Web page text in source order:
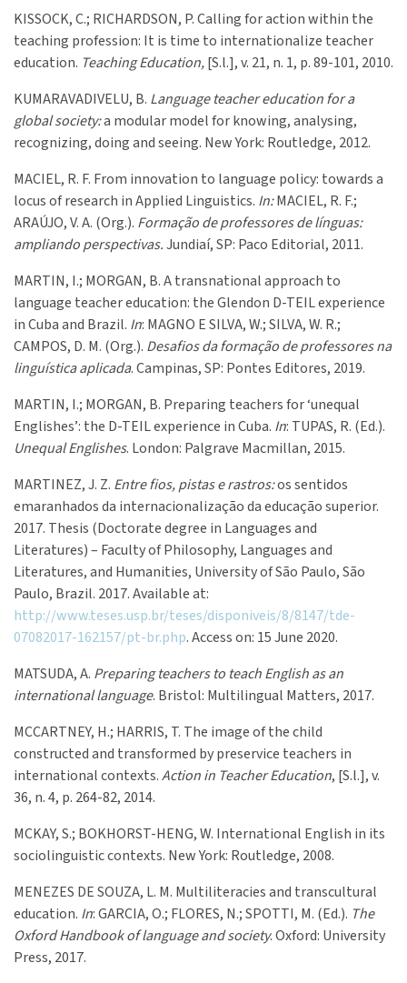
KISSOCK, C.; RICHARDSON, P. Calling for action within the
teaching profession: It is time to internationalize teacher
education. Teaching Education,[S.l.], v. 21, n. 1, p. 89-101, 2010.
KUMARAVADIVELU, B. Language teacher education for a
global society:a modular model for knowing, analysing,
recognizing, doing and seeing. New York: Routledge, 2012.
MACIEL, R. F. From innovation to language policy: towards a
locus of research in Applied Linguistics. In:MACIEL, R. F.;
ARAÚJO, V. A. (Org.). Formação de professores de línguas:
ampliando perspectivas.Jundiaí, SP: Paco Editorial, 2011.
MARTIN, I.; MORGAN, B. A transnational approach to
language teacher education: the Glendon D-TEIL experience
in Cuba and Brazil. In: MAGNO E SILVA, W.; SILVA, W. R.;
CAMPOS, D. M. (Org.). Desafios da formação de professores na
linguística aplicada. Campinas, SP: Pontes Editores, 2019.
MARTIN, I.; MORGAN, B. Preparing teachers for ‘unequal
Englishes’: the D-TEIL experience in Cuba. In: TUPAS, R. (Ed.).
Unequal Englishes. London: Palgrave Macmillan, 2015.
MARTINEZ, J. Z. Entre fios, pistas e rastros:os sentidos
emaranhados da internacionalização da educação superior.
2017. Thesis (Doctorate degree in Languages and
Literatures) – Faculty of Philosophy, Languages and
Literatures, and Humanities, University of São Paulo, São
Paulo, Brazil. 2017. Available at:
http://www.teses.usp.br/teses/disponiveis/8/8147/tde-
07082017-162157/pt-br.php. Access on: 15 June 2020.
MATSUDA, A. Preparing teachers to teach English as an
international language. Bristol: Multilingual Matters, 2017.
MCCARTNEY, H.; HARRIS, T. The image of the child
constructed and transformed by preservice teachers in
international contexts.Action in Teacher Education, [S.l.], v.
36, n. 4, p. 264-82, 2014.
MCKAY, S.; BOKHORST-HENG, W. International English in its
sociolinguistic contexts. New York: Routledge, 2008.
MENEZES DE SOUZA, L. M. Multiliteracies and transcultural
education. In: GARCIA, O.; FLORES, N.; SPOTTI, M. (Ed.). The
Oxford Handbook of language and society. Oxford: University
Press, 2017.